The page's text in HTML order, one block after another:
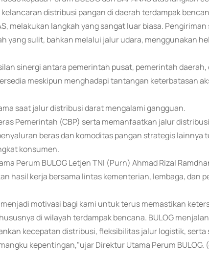
distribusi pangan di daerah terdampak
melakukan langkah yang sangat luar biasa.
yang sulit, bahkan melalui jalur udara, menggunakan
sinergi antara pemerintah pusat, pemerintah daerah,
meskipun menghadapi tantangan keterbatasan
saat jalur distribusi darat mengalami gangguan.
Pemerintah (CBP) serta memanfaatkan jalur
beras dan komoditas pangan strategis lainnya
konsumen.
Perum BULOG Letjen TNI (Purn) Ahmad Rizal
hasil kerja bersama lintas kementerian, lembaga, dan
motivasi bagi kami untuk terus memastikan
di wilayah terdampak bencana. BULOG
kecepatan distribusi, fleksibilitas jalur logistik, serta
kepentingan,"ujar Direktur Utama Perum BULOG.